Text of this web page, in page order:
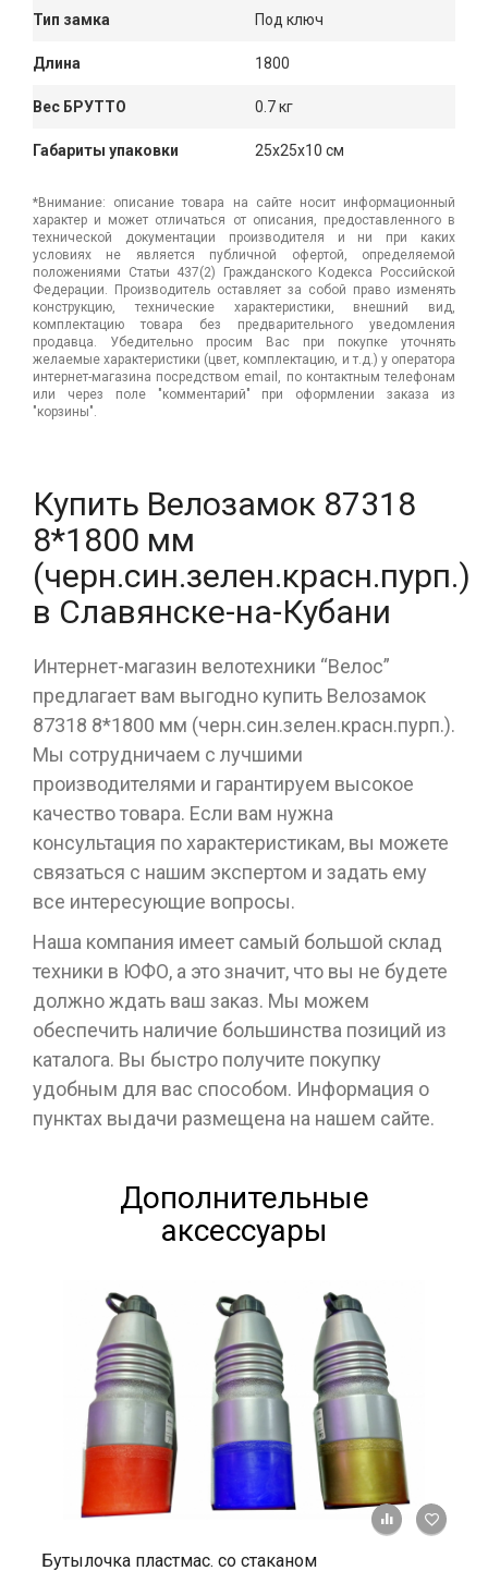
Тип замка Под ключ
Длина 1800
Вес БРУТТО 0.7 кг
Габариты упаковки 25x25x10 см
*Внимание: описание товара на сайте носит информационный
характер и может отличаться от описания, предоставленного в
технической документации производителя и ни при каких
условиях не является публичной офертой, определяемой
положениями Статьи 437(2) Гражданского Кодекса Российской
Федерации. Производитель оставляет за собой право изменять
конструкцию, технические характеристики, внешний вид,
комплектацию товара без предварительного уведомления
продавца. Убедительно просим Вас при покупке уточнять
желаемые характеристики (цвет, комплектацию, и т.д.) у оператора
интернет-магазина посредством email, по контактным телефонам
или через поле "комментарий" при оформлении заказа из
"корзины".
Купить Велозамок 87318
8*1800 мм
(черн.син.зелен.красн.пурп.)
в Славянске-на-Кубани
Интернет-магазин велотехники “Велос”
предлагает вам выгодно купить Велозамок
87318 8*1800 мм (черн.син.зелен.красн.пурп.).
Мы сотрудничаем с лучшими
производителями и гарантируем высокое
качество товара. Если вам нужна
консультация по характеристикам, вы можете
связаться с нашим экспертом и задать ему
все интересующие вопросы.
Наша компания имеет самый большой склад
техники в ЮФО, а это значит, что вы не будете
должно ждать ваш заказ. Мы можем
обеспечить наличие большинства позиций из
каталога. Вы быстро получите покупку
удобным для вас способом. Информация о
пунктах выдачи размещена на нашем сайте.
Дополнительные
аксессуары
+ К
Бутылочка пластмас. со стаканом